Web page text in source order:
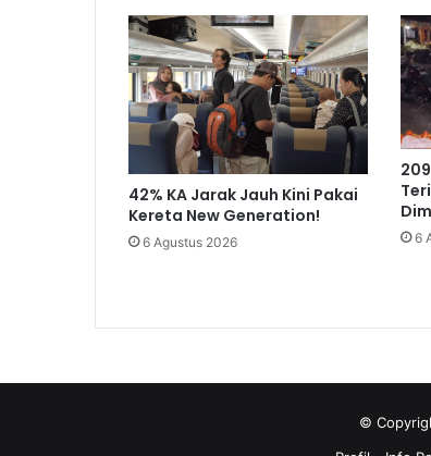
42% KA Jarak Jauh Kini Pakai
Kereta New Generation!
6 Agustus 2026 6
©